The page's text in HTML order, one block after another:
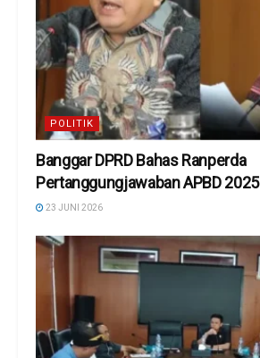
POLITIK
Banggar DPRD Bahas Ranperda
Pertanggungjawaban APBD 2025
23 JUNI 2026